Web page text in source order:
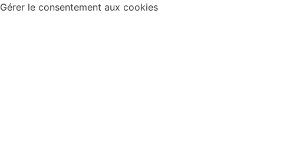
Gérer le consentement aux cookies